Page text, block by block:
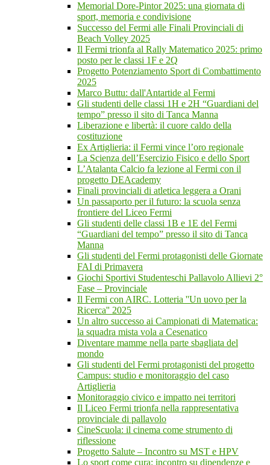
Memorial Dore-Pintor 2025: una giornata di
sport, memoria e condivisione
Successo del Fermi alle Finali Provinciali di
Beach Volley 2025
Il Fermi trionfa al Rally Matematico 2025: primo
posto per le classi 1F e 2Q
Progetto Potenziamento Sport di Combattimento
2025
Marco Buttu: dall'Antartide al Fermi
Gli studenti delle classi 1H e 2H “Guardiani del
tempo” presso il sito di Tanca Manna
Liberazione e libertà: il cuore caldo della
costituzione
Ex Artiglieria: il Fermi vince l’oro regionale
La Scienza dell’Esercizio Fisico e dello Sport
L’Atalanta Calcio fa lezione al Fermi con il
progetto DEAcademy
Finali provinciali di atletica leggera a Orani
Un passaporto per il futuro: la scuola senza
frontiere del Liceo Fermi
Gli studenti delle classi 1B e 1E del Fermi
“Guardiani del tempo” presso il sito di Tanca
Manna
Gli studenti del Fermi protagonisti delle Giornate
FAI di Primavera
Giochi Sportivi Studenteschi Pallavolo Allievi 2°
Fase – Provinciale
Il Fermi con AIRC. Lotteria ''Un uovo per la
Ricerca'' 2025
Un altro successo ai Campionati di Matematica:
la squadra mista vola a Cesenatico
Diventare mamme nella parte sbagliata del
mondo
Gli studenti del Fermi protagonisti del progetto
Campus: studio e monitoraggio del caso
Artiglieria
Monitoraggio civico e impatto nei territori
Il Liceo Fermi trionfa nella rappresentativa
provinciale di pallavolo
CineScuola: il cinema come strumento di
riflessione
Progetto Salute – Incontro su MST e HPV
Lo sport come cura: incontro su dipendenze e